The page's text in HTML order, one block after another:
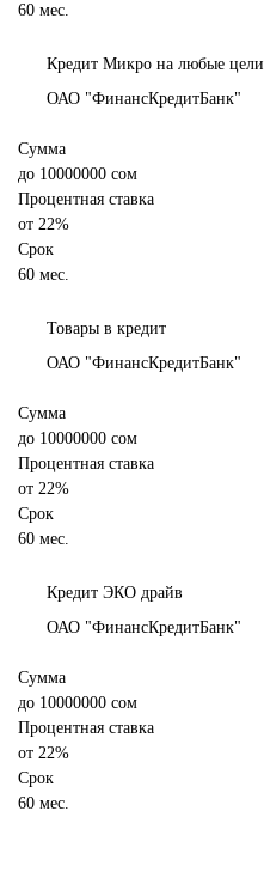
60 мес.
Кредит Микро на любые цели
ОАО "ФинансКредитБанк"
Сумма
до 10000000 сом
Процентная ставка
от 22%
Срок
60 мес.
Товары в кредит
ОАО "ФинансКредитБанк"
Сумма
до 10000000 сом
Процентная ставка
от 22%
Срок
60 мес.
Кредит ЭКО драйв
ОАО "ФинансКредитБанк"
Сумма
до 10000000 сом
Процентная ставка
от 22%
Срок
60 мес.